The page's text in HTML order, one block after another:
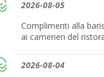
2026-08-05
Complimenti alla
ai camerieri del
2026-08-04